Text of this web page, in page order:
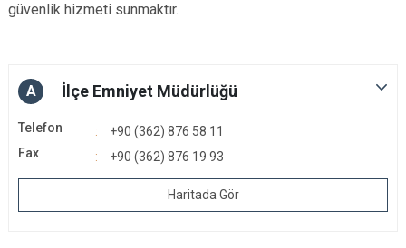
güvenlik hizmeti sunmaktır.
A İlçe Emniyet Müdürlüğü
Telefon
+90 (362) 876 58 11
Fax
+90 (362) 876 19 93
Haritada Gör